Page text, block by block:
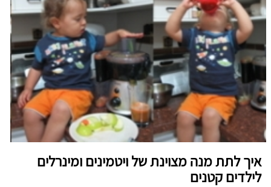
איך לתת מנה מצוינת של ויטמינים ומינרלים
לילדים קטנים